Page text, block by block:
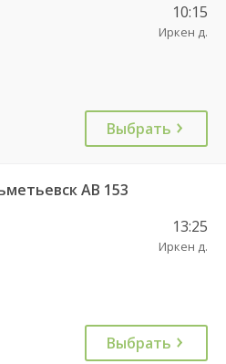
10:15
Иркен д.
Выбрать
АВ 153
13:25
Иркен д.
Выбрать